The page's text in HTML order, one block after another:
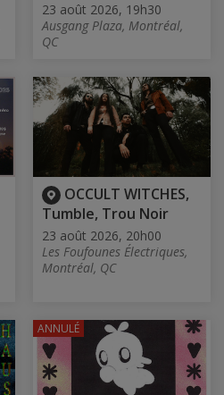
23 août 2026, 19h30
Ausgang Plaza, Montréal,
QC
OCCULT WITCHES,
Tumble, Trou Noir
23 août 2026, 20h00
Les Foufounes Électriques,
Montréal, QC
ANNULÉ